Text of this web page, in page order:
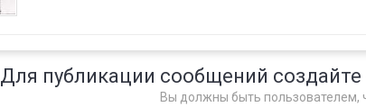
Для публикации сообщений создайте
Вы должны быть пользователем,